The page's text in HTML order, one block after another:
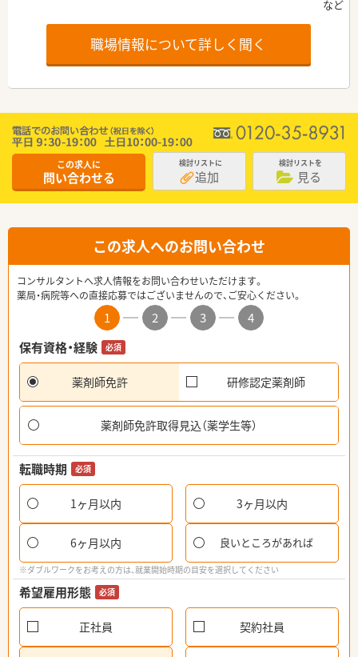
職場情報について詳しく聞く
この求人に
問い合わせる
検討リストに
追加
検討リストを
見る
この求人へのお問い合わせ
コンサルタントへ求人情報をお問い合わせいただけます。
薬局・病院等への直接応募ではございませんので、ご安心ください。
1 2 3
4
保有資格・経験
必須
薬剤師免許 研修認定薬剤師
薬剤師免許取得見込（薬学生等）
転職時期 必須
1ヶ月以内 3ヶ月以内
6ヶ月以内 良いところがあれば
※ダブルワークをお考えの方は、就業開始時期の目安を選択してください
希望雇用形態 必須
正社員 契約社員